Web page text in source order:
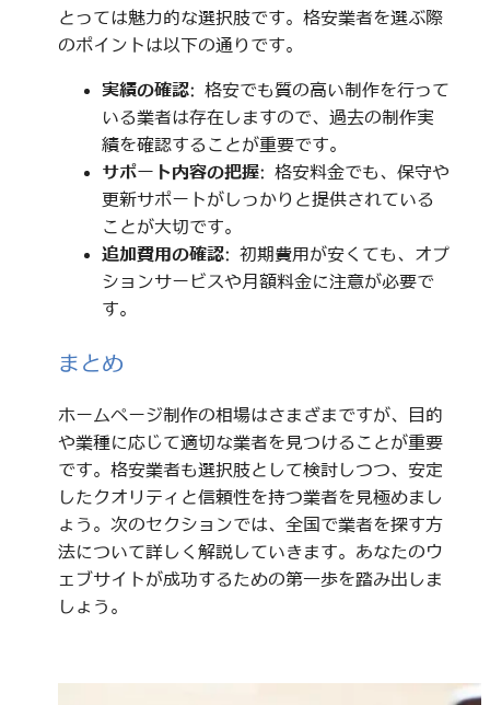
とっては魅力的な選択肢です。格安業者を選ぶ際
のポイントは以下の通りです。
実績の確認: 格安でも質の高い制作を行って
いる業者は存在しますので、過去の制作実
績を確認することが重要です。
サポート内容の把握: 格安料金でも、保守や
更新サポートがしっかりと提供されている
ことが大切です。
追加費用の確認: 初期費用が安くても、オプ
ションサービスや月額料金に注意が必要で
す。
まとめ
ホームページ制作の相場はさまざまですが、目的
や業種に応じて適切な業者を見つけることが重要
です。格安業者も選択肢として検討しつつ、安定
したクオリティと信頼性を持つ業者を見極めまし
ょう。次のセクションでは、全国で業者を探す方
法について詳しく解説していきます。あなたのウ
ェブサイトが成功するための第一歩を踏み出しま
しょう。